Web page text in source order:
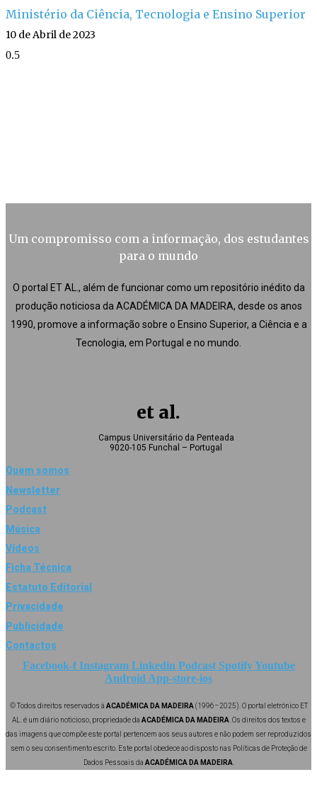
Ministério da Ciência, Tecnologia e Ensino Superior
10 de Abril de 2023
Um compromisso com a informação, dos estudantes
para o mundo
O portal ET AL., além de funcionar como um repositório inédito da
produção noticiosa da ACADÉMICA DA MADEIRA, desde os anos
1990, promove a informação sobre o Ensino Superior, a Ciência e a
Tecnologia, em Portugal e no mundo.
et al.
Campus Universitário da Penteada
9020-105 Funchal – Portugal
Quem somos
Newsletter
Podcast
Música
Vídeos
Ficha Técnica
Estatuto Editorial
Privacidade
Publicidade
Contactos
Facebook-f Instagram Linkedin Podcast Spotify Youtube
Android App-store-ios
© Todos direitos reservados à ACADÉMICA DA MADEIRA (1996–2025). O portal eletrónico ET
AL. é um diário noticioso, propriedade da ACADÉMICA DA MADEIRA . Os direitos dos textos e
das imagens que compõe este portal pertencem aos seus autores e não podem ser reproduzidos
sem o seu consentimento escrito. Este portal obedece ao disposto nas Políticas de Proteção de
Dados Pessoais da ACADÉMICA DA MADEIRA